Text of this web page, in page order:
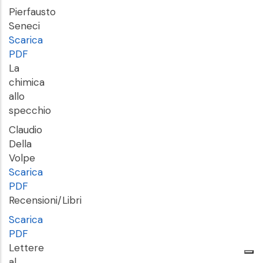
Pierfausto
Seneci
Scarica
PDF
La
chimica
allo
specchio
Claudio
Della
Volpe
Scarica
PDF
Recensioni/Libri
Scarica
PDF
Lettere